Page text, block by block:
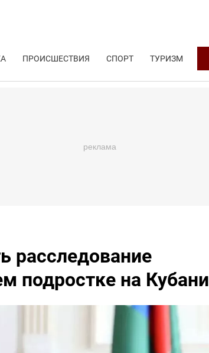
ПРОИСШЕСТВИЯ СПОРТ ТУРИЗМ
расследование
подростке на Кубани